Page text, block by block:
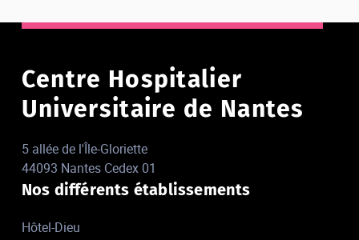
Centre Hospitalier
Universitaire de Nantes
5 allée de l'Île-Gloriette
44093 Nantes Cedex 01
Nos différents établissements
Hôtel-Dieu